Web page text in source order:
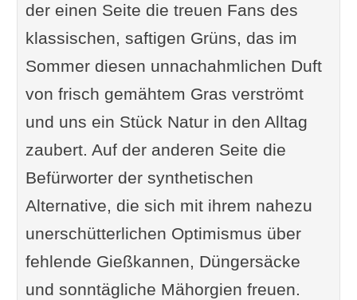
der einen Seite die treuen Fans des
klassischen, saftigen Grüns, das im
Sommer diesen unnachahmlichen Duft
von frisch gemähtem Gras verströmt
und uns ein Stück Natur in den Alltag
zaubert. Auf der anderen Seite die
Befürworter der synthetischen
Alternative, die sich mit ihrem nahezu
unerschütterlichen Optimismus über
fehlende Gießkannen, Düngersäcke
und sonntägliche Mähorgien freuen.